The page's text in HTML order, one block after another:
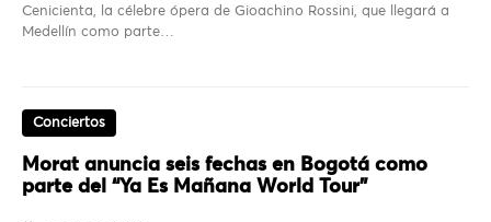
Cenicienta, la célebre ópera de Gioachino Rossini, que llegará a
Medellín como parte…
Conciertos
Morat anuncia seis fechas en Bogotá como
parte del “Ya Es Mañana World Tour”